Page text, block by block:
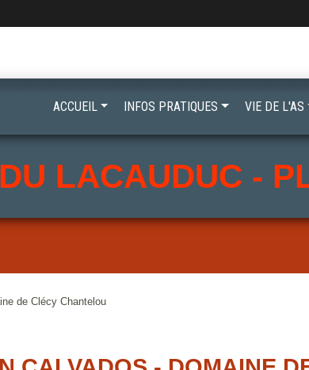
LACAUDUC -
de Clécy Chantelou
ACCUEIL INFOS PRATIQUES VIE DE L'AS